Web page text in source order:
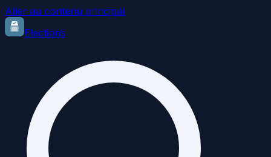
Aller au contenu principal
Elections